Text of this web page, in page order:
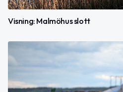
Visning: Malmöhus slott